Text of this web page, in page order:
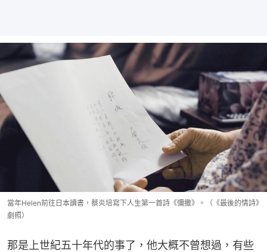
當年Helen前往日本讀書，蔡炎培寫下人生第一首詩《彌撒》。（《最後的情詩》
劇照）
那是上世紀五十年代的事了，他大概不曾想過，有些